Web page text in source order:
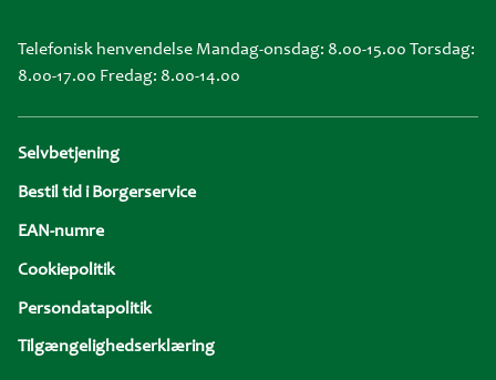
Telefonisk henvendelse Mandag-onsdag: 8.00-15.00 Torsdag:
8.00-17.00 Fredag: 8.00-14.00
Selvbetjening
Bestil tid i Borgerservice
EAN-numre
Cookiepolitik
Persondatapolitik
Tilgængelighedserklæring